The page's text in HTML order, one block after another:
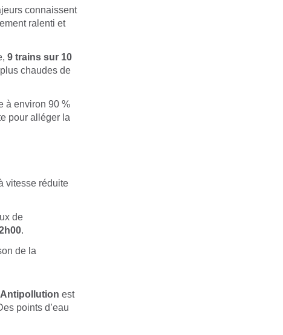
connaissent
ralenti et
9 trains sur 10
chaudes de
à environ 90 %
pour alléger la
vitesse réduite
de
.
de la
Antipollution est
points d’eau